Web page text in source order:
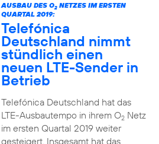
AUSBAU DES O2NETZES IM ERSTEN
QUARTAL 2019:
Telefónica
Deutschland nimmt
stündlich einen
neuen LTE-Sender in
Betrieb
Telefónica Deutschland hat das
LTE-Ausbautempo in ihrem O2Netz
im ersten Quartal 2019 weiter
gesteigert. Insgesamt hat das